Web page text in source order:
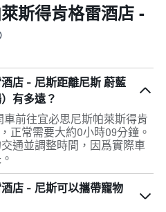
斯得肯格雷酒店 -
店 - 尼斯距離尼斯 蔚藍
有多遠？
前往宜必思尼斯帕萊斯得肯
正常需要大約0小時09分鐘。
通並調整時間，因爲實際車
店 - 尼斯可以攜帶寵物